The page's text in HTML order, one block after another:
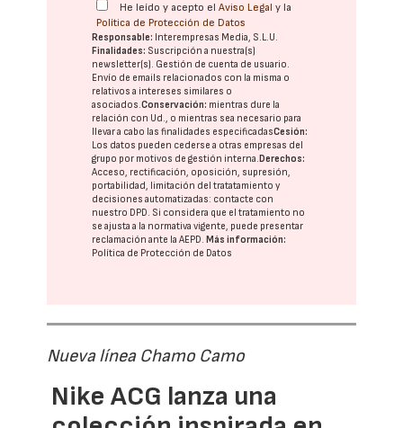
He leído y acepto elAviso Legal y la
Política de Protección de Datos
Responsable: Interempresas Media, S.L.U.
Finalidades: Suscripción a nuestra(s)
newsletter(s). Gestión de cuenta de usuario.
Envío de emails relacionados con la misma o
relativos a intereses similares o
asociados.Conservación: mientras dure la
relación con Ud., o mientras sea necesario para
llevar a cabo las finalidades especificadasCesión:
Los datos pueden cederse a otras empresas del
grupo por motivos de gestión interna. Derechos:
Acceso, rectificación, oposición, supresión,
portabilidad, limitación del tratatamiento y
decisiones automatizadas: contacte con
nuestro DPD. Si considera que el tratamiento no
se ajusta a la normativa vigente, puede presentar
reclamación ante laAEPD. Más información:
Política de Protección de Datos
Nueva línea Chamo Camo
Nike ACG lanza una